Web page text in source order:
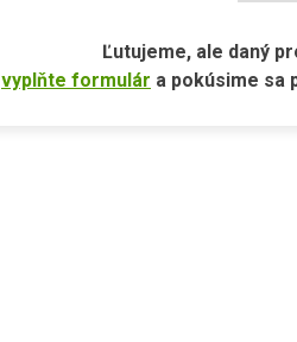
Ľutujeme, ale daný
vyplňte formulár a pokúsime sa